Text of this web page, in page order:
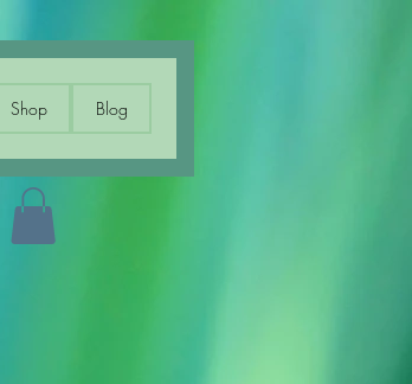
Shop Blog